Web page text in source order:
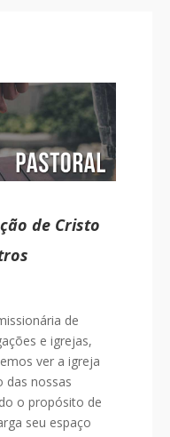
de Cristo
de
e igrejas,
ver a igreja
das nossas
o propósito de
seu espaço